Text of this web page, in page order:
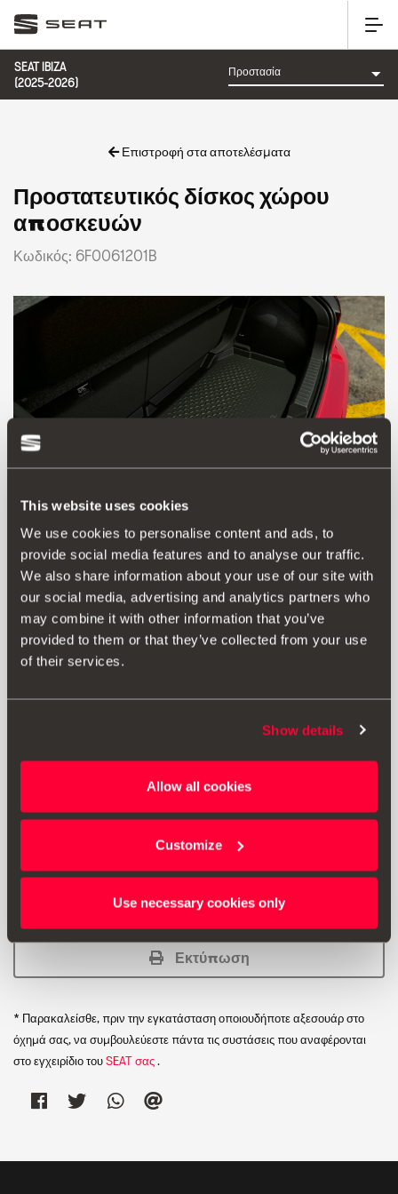
This website uses cookies
We use cookies to personalise content and ads, to
provide social media features and to analyse our traffic.
We also share information about your use of our site with
our social media, advertising and analytics partners who
may combine it with other information that you’ve
provided to them or that they’ve collected from your use
of their services.
Show details
Allow all cookies
Customize
Use necessary cookies only
SEAT IBIZA
(2025-2026)
Επιστροφή στα αποτελέσματα
Προστατευτικός δίσκος χώρου
αποσκευών
Κωδικός: 6F0061201B
Προϊόν
παράσταση Panot και λογότυπο IBIZA με τυπογραφεία
εκδόσεις με διπλό πάτωμα (με PR: 3GD.
Εκτύπωση
* Παρακαλείσθε, πριν την εγκατάσταση οποιουδήποτε αξεσουάρ στο
όχημά σας, να συμβουλεύεστε πάντα τις συστάσεις που αναφέρονται
στο εγχειρίδιο τουSEAT σας.